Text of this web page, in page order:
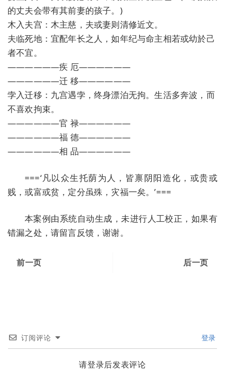
的丈夫会带有其前妻的孩子。)
木入夫宫：木主慈，夫或妻则清修近文。
夫临死地：宜配年长之人，如年纪与命主相若或幼於己
者不宜。
——————疾 厄——————
——————迁 移——————
孛入迁移：九宫遇孛，终身漂泊无拘。生活多奔波，而
不喜欢拘束。
——————官 禄——————
——————福 德——————
——————相 品——————
===‘凡以众生托荫为人，皆禀阴阳造化，或贵或
贱，或富或贫，定分虽殊，灾福一矣。’===
本案例由系统自动生成，未进行人工校正，如果有
错漏之处，请留言反馈，谢谢。
前一页 后一页
订阅评论 登录
请登录后发表评论